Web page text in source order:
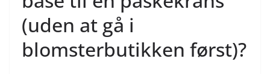
(uden at gå i
blomsterbutikken først)?